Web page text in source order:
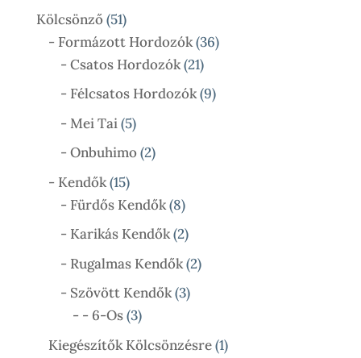
Kölcsönző 5151
Termék
- Formázott Hordozók 3636
- Csatos Hordozók 2121
Termék
- Félcsatos Hordozók 99
- Mei Tai 55
Termék
- Onbuhimo 22
- Kendők 1515
Termék
- Fürdős Kendők 88
Termék
- Karikás Kendők 22
Termék
- Rugalmas Kendők 22
- Szövött Kendők 33
- - 6-Os 33
Termék
Kiegészítők Kölcsönzésre 11